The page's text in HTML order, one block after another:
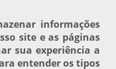
informações
site e as páginas
sua experiência a
entender os tipos